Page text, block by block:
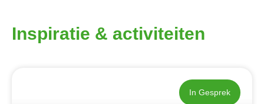
Inspiratie & activiteiten
In Gesprek